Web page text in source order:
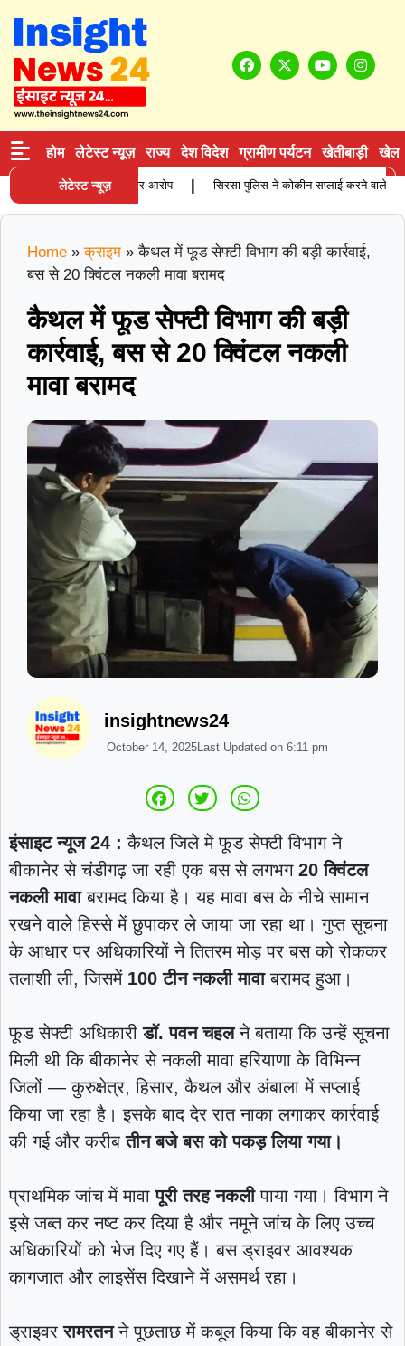
होम लेटेस्ट न्यूज़ राज्य देश विदेश ग्रामीण पर्यटन खेतीबाड़ी खेल
लेटेस्ट न्यूज़
मौत, परिजनों ने लगाए गंभीर आरोप सिरसा पुलिस ने कोकीन सप्लाई करने वाले
Home » क्राइम »कैथल में फूड सेफ्टी विभाग की बड़ी कार्रवाई,
बस से 20 क्विंटल नकली मावा बरामद
कैथल में फूड सेफ्टी विभाग की बड़ी
कार्रवाई, बस से 20 क्विंटल नकली
मावा बरामद
insightnews24
October 14, 2025Last Updated on 6:11 pm
इंसाइट न्यूज 24 : कैथल जिले में फूड सेफ्टी विभाग ने
बीकानेर से चंडीगढ़ जा रही एक बस से लगभग 20 क्विंटल
नकली मावाबरामद किया है। यह मावा बस के नीचे सामान
रखने वाले हिस्से में छुपाकर ले जाया जा रहा था। गुप्त सूचना
के आधार पर अधिकारियों ने तितरम मोड़ पर बस को रोककर
तलाशी ली, जिसमें 100 टीन नकली मावाबरामद हुआ।
फूड सेफ्टी अधिकारीडॉ. पवन चहलने बताया कि उन्हें सूचना
मिली थी कि बीकानेर से नकली मावा हरियाणा के विभिन्न
जिलों — कुरुक्षेत्र, हिसार, कैथल और अंबाला में सप्लाई
किया जा रहा है। इसके बाद देर रात नाका लगाकर कार्रवाई
की गई और करीबतीन बजे बस को पकड़ लिया गया।
प्राथमिक जांच में मावापूरी तरह नकलीपाया गया। विभाग ने
इसे जब्त कर नष्ट कर दिया है और नमूने जांच के लिए उच्च
अधिकारियों को भेज दिए गए हैं। बस ड्राइवर आवश्यक
कागजात और लाइसेंस दिखाने में असमर्थ रहा।
ड्राइवररामरतनने पूछताछ में कबूल किया कि वह बीकानेर से